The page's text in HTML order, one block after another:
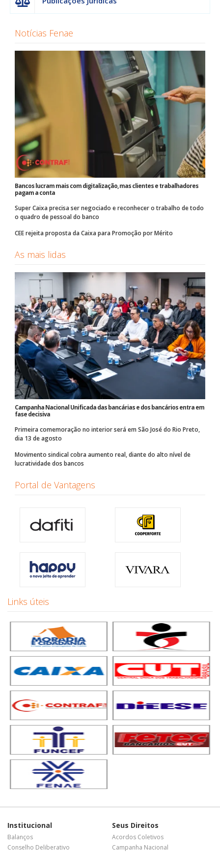
Notícias Fenae
Bancos lucram mais com digitalização, mas clientes e trabalhadores
pagam a conta
Super Caixa precisa ser negociado e reconhecer o trabalho de todo
o quadro de pessoal do banco
CEE rejeita proposta da Caixa para Promoção por Mérito
As mais lidas
Campanha Nacional Unificada das bancárias e dos bancários entra em
fase decisiva
Primeira comemoração no interior será em São José do Rio Preto,
dia 13 de agosto
Movimento sindical cobra aumento real, diante do alto nível de
lucratividade dos bancos
Portal de Vantagens
Links úteis
Institucional
Balanços
Conselho Deliberativo
Seus Direitos
Acordos Coletivos
Campanha Nacional